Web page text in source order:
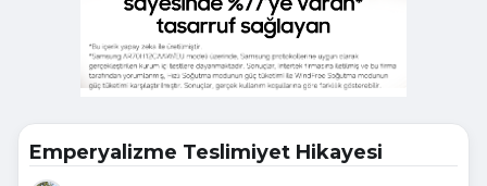
Emperyalizme Teslimiyet Hikayesi